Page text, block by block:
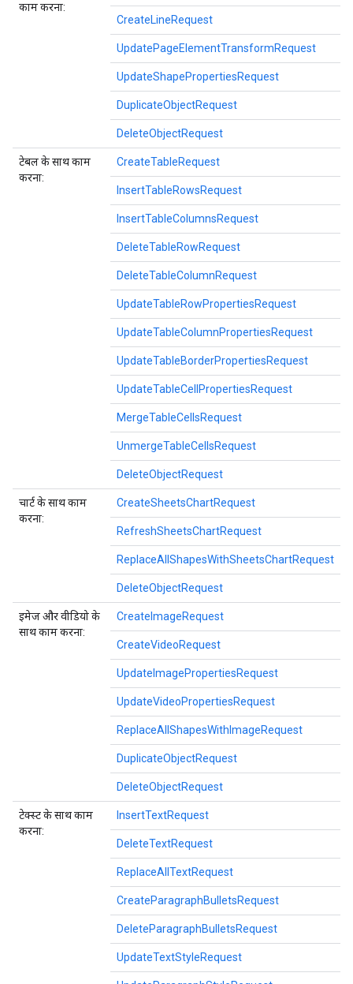
काम करना:
CreateLineRequest
UpdatePageElementTransformRequest
UpdateShapePropertiesRequest
DuplicateObjectRequest
DeleteObjectRequest
टेबल के साथ काम
करना:
CreateTableRequest
InsertTableRowsRequest
InsertTableColumnsRequest
DeleteTableRowRequest
DeleteTableColumnRequest
UpdateTableRowPropertiesRequest
UpdateTableColumnPropertiesRequest
UpdateTableBorderPropertiesRequest
UpdateTableCellPropertiesRequest
MergeTableCellsRequest
UnmergeTableCellsRequest
DeleteObjectRequest
चार्ट के साथ काम
करना:
CreateSheetsChartRequest
RefreshSheetsChartRequest
ReplaceAllShapesWithSheetsChartRequest
DeleteObjectRequest
इमेज और वीडियो के
साथ काम करना:
CreateImageRequest
CreateVideoRequest
UpdateImagePropertiesRequest
UpdateVideoPropertiesRequest
ReplaceAllShapesWithImageRequest
DuplicateObjectRequest
DeleteObjectRequest
टेक्स्ट के साथ काम
करना:
InsertTextRequest
DeleteTextRequest
ReplaceAllTextRequest
CreateParagraphBulletsRequest
DeleteParagraphBulletsRequest
UpdateTextStyleRequest